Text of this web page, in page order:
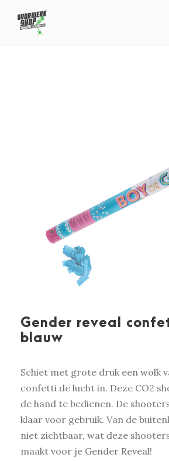
Gender reveal
blauw
Schiet met grote druk een wolk
confetti de lucht in. Deze CO2
de hand te bedienen. De
klaar voor gebruik. Van de
niet zichtbaar, wat deze
maakt voor je Gender Reveal!